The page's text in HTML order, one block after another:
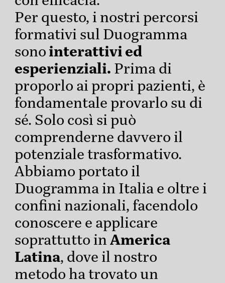
Per questo, i nostri percorsi
formativi sul Duogramma
sonointerattivi ed
esperienziali. Prima di
proporlo ai propri pazienti, è
fondamentale provarlo su di
sé. Solo così si può
comprenderne davvero il
potenziale trasformativo.
Abbiamo portato il
Duogramma in Italia e oltre i
confini nazionali, facendolo
conoscere e applicare
soprattutto in America
Latina, dove il nostro
metodo ha trovato un